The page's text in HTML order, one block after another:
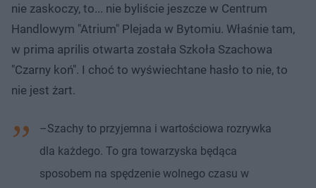
nie zaskoczy, to... nie byliście jeszcze w Centrum
Handlowym "Atrium" Plejada w Bytomiu. Właśnie tam,
w prima aprilis otwarta została Szkoła Szachowa
"Czarny koń". I choć to wyświechtane hasło to nie, to
nie jest żart.
–Szachy to przyjemna i wartościowa rozrywka
dla każdego. To gra towarzyska będąca
sposobem na spędzenie wolnego czasu w